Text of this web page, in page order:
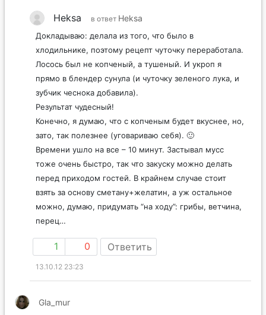
Heksa в ответ Heksa
Докладываю: делала из того, что было в
хлодильнике, поэтому рецепт чуточку переработала.
Лосось был не копченый, а тушеный. И укроп я
прямо в блендер сунула (и чуточку зеленого лука, и
зубчик чеснока добавила).
Результат чудесный!
Конечно, я думаю, что с копченым будет вкуснее, но,
зато, так полезнее (уговариваю себя). 🙂
Времени ушло на все – 10 минут. Застывал мусс
тоже очень быстро, так что закуску можно делать
перед приходом гостей. В крайнем случае стоит
взять за основу сметану+желатин, а уж остальное
можно, думаю, придумать “на ходу”: грибы, ветчина,
перец…
1 0 Ответить
13.10.12 23:23
Gla_mur